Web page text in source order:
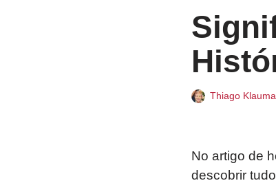
Thiago
No artigo de
descobrir